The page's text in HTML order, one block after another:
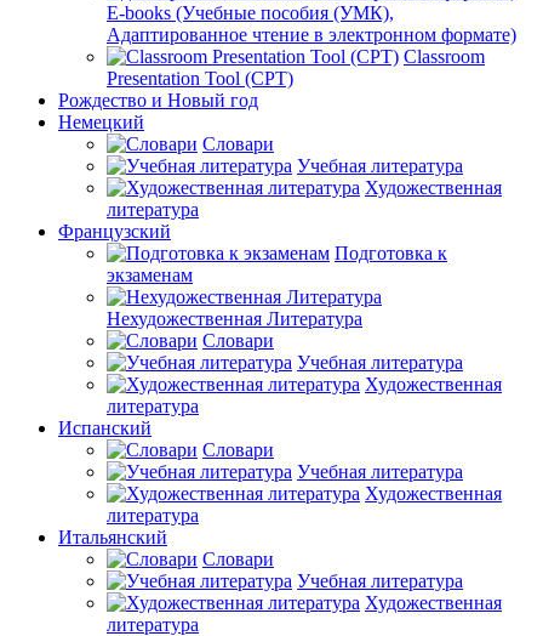
E-books (Учебные пособия (УМК),
Адаптированное чтение в электронном формате)
Classroom
Presentation Tool (CPT)
Рождество и Новый год
Немецкий
Словари
Учебная литература
Художественная
литература
Французский
Подготовка к
экзаменам
Нехудожественная Литература
Словари
Учебная литература
Художественная
литература
Испанский
Словари
Учебная литература
Художественная
литература
Итальянский
Словари
Учебная литература
Художественная
литература